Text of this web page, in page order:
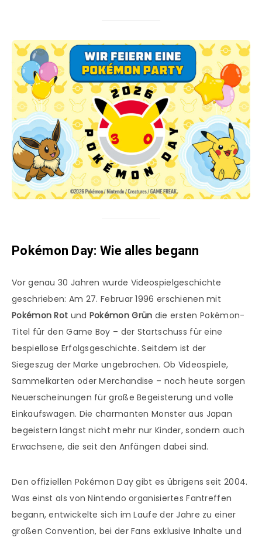
Pokémon Day: Wie alles begann
Vor genau 30 Jahren wurde Videospielgeschichte
geschrieben: Am 27. Februar 1996 erschienen mit
Pokémon Rot und Pokémon Grün die ersten Pokémon-
Titel für den Game Boy – der Startschuss für eine
bespiellose Erfolgsgeschichte. Seitdem ist der
Siegeszug der Marke ungebrochen. Ob Videospiele,
Sammelkarten oder Merchandise – noch heute sorgen
Neuerscheinungen für große Begeisterung und volle
Einkaufswagen. Die charmanten Monster aus Japan
begeistern längst nicht mehr nur Kinder, sondern auch
Erwachsene, die seit den Anfängen dabei sind.
Den offiziellen Pokémon Day gibt es übrigens seit 2004.
Was einst als von Nintendo organisiertes Fantreffen
begann, entwickelte sich im Laufe der Jahre zu einer
großen Convention, bei der Fans exklusive Inhalte und